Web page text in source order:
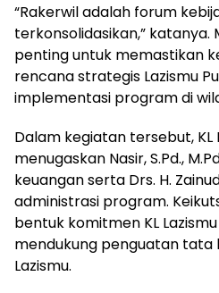
“Rakerwil adalah forum
terkonsolidasikan,” katanya.
penting untuk memastikan
rencana strategis Lazismu
implementasi program di
Dalam kegiatan tersebut, KL
menugaskan Nasir, S.Pd.,
keuangan serta Drs. H.
administrasi program.
bentuk komitmen KL
mendukung penguatan tata
Lazismu.